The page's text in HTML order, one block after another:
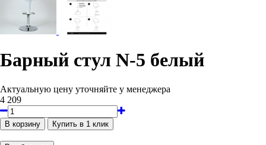
Барный стул N-5 белый
Актуальную цену уточняйте у менеджера
4 209